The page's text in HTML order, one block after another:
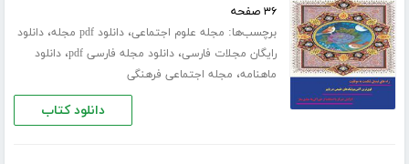
۳۶ صفحه
برچسب‌ها: مجله علوم اجتماعی،دانلود pdf مجله ،دانلود
رایگان مجلات فارسی،دانلود مجله فارسی pdf ،دانلود
ماهنامه، مجله اجتماعی فرهنگی
دانلود کتاب